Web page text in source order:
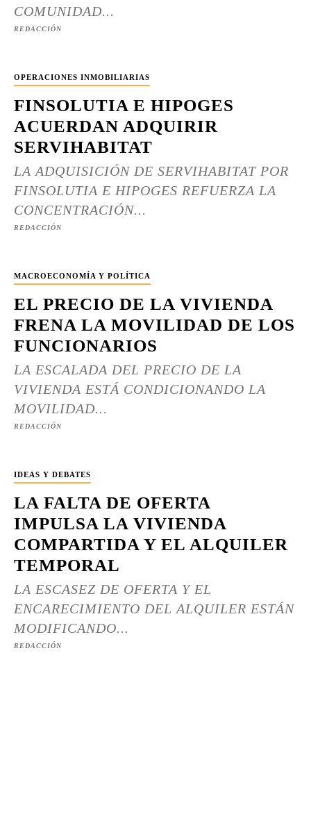
COMUNIDAD...
REDACCIÓN
OPERACIONES INMOBILIARIAS
FINSOLUTIA E HIPOGES
ACUERDAN ADQUIRIR
SERVIHABITAT
LA ADQUISICIÓN DE SERVIHABITAT POR
FINSOLUTIA E HIPOGES REFUERZA LA
CONCENTRACIÓN...
REDACCIÓN
MACROECONOMÍA Y POLÍTICA
EL PRECIO DE LA VIVIENDA
FRENA LA MOVILIDAD DE LOS
FUNCIONARIOS
LA ESCALADA DEL PRECIO DE LA
VIVIENDA ESTÁ CONDICIONANDO LA
MOVILIDAD...
REDACCIÓN
IDEAS Y DEBATES
LA FALTA DE OFERTA
IMPULSA LA VIVIENDA
COMPARTIDA Y EL ALQUILER
TEMPORAL
LA ESCASEZ DE OFERTA Y EL
ENCARECIMIENTO DEL ALQUILER ESTÁN
MODIFICANDO...
REDACCIÓN